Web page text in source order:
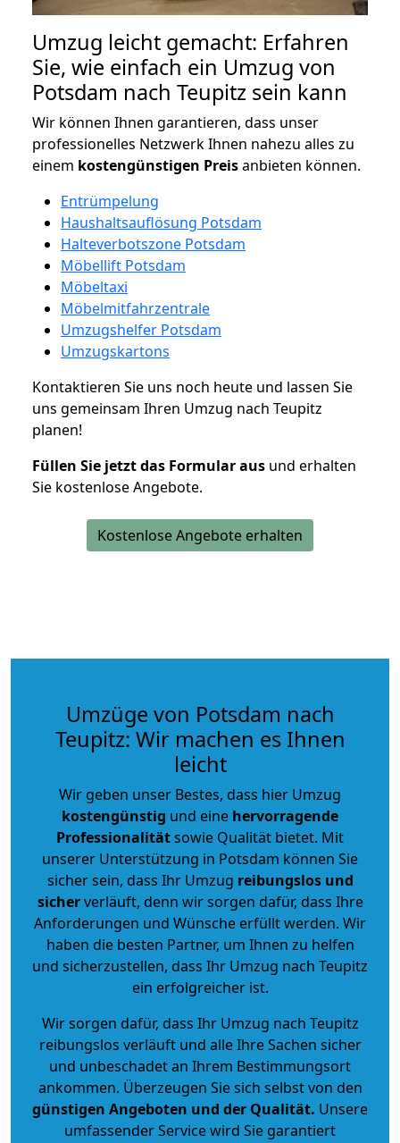
Umzug leicht gemacht: Erfahren
Sie, wie einfach ein Umzug von
Potsdam nach Teupitz sein kann
Wir können Ihnen garantieren, dass unser
professionelles Netzwerk Ihnen nahezu alles zu
einem kostengünstigen Preisanbieten können.
Entrümpelung
Haushaltsauflösung Potsdam
Halteverbotszone Potsdam
Möbellift Potsdam
Möbeltaxi
Möbelmitfahrzentrale
Umzugshelfer Potsdam
Umzugskartons
Kontaktieren Sie uns noch heute und lassen Sie
uns gemeinsam Ihren Umzug nach Teupitz
planen!
Füllen Sie jetzt das Formular aus und erhalten
Sie kostenlose Angebote.
Kostenlose Angebote erhalten
Umzüge von Potsdam nach
Teupitz: Wir machen es Ihnen
leicht
Wir geben unser Bestes, dass hier Umzug
kostengünstig und eine hervorragende
Professionalitätsowie Qualität bietet. Mit
unserer Unterstützung in Potsdam können Sie
sicher sein, dass Ihr Umzug reibungslos und
sicherverläuft, denn wir sorgen dafür, dass Ihre
Anforderungen und Wünsche erfüllt werden. Wir
haben die besten Partner, um Ihnen zu helfen
und sicherzustellen, dass Ihr Umzug nach Teupitz
ein erfolgreicher ist.
Wir sorgen dafür, dass Ihr Umzug nach Teupitz
reibungslos verläuft und alle Ihre Sachen sicher
und unbeschadet an Ihrem Bestimmungsort
ankommen. Überzeugen Sie sich selbst von den
günstigen Angeboten und der Qualität. Unsere
umfassender Service wird Sie garantiert